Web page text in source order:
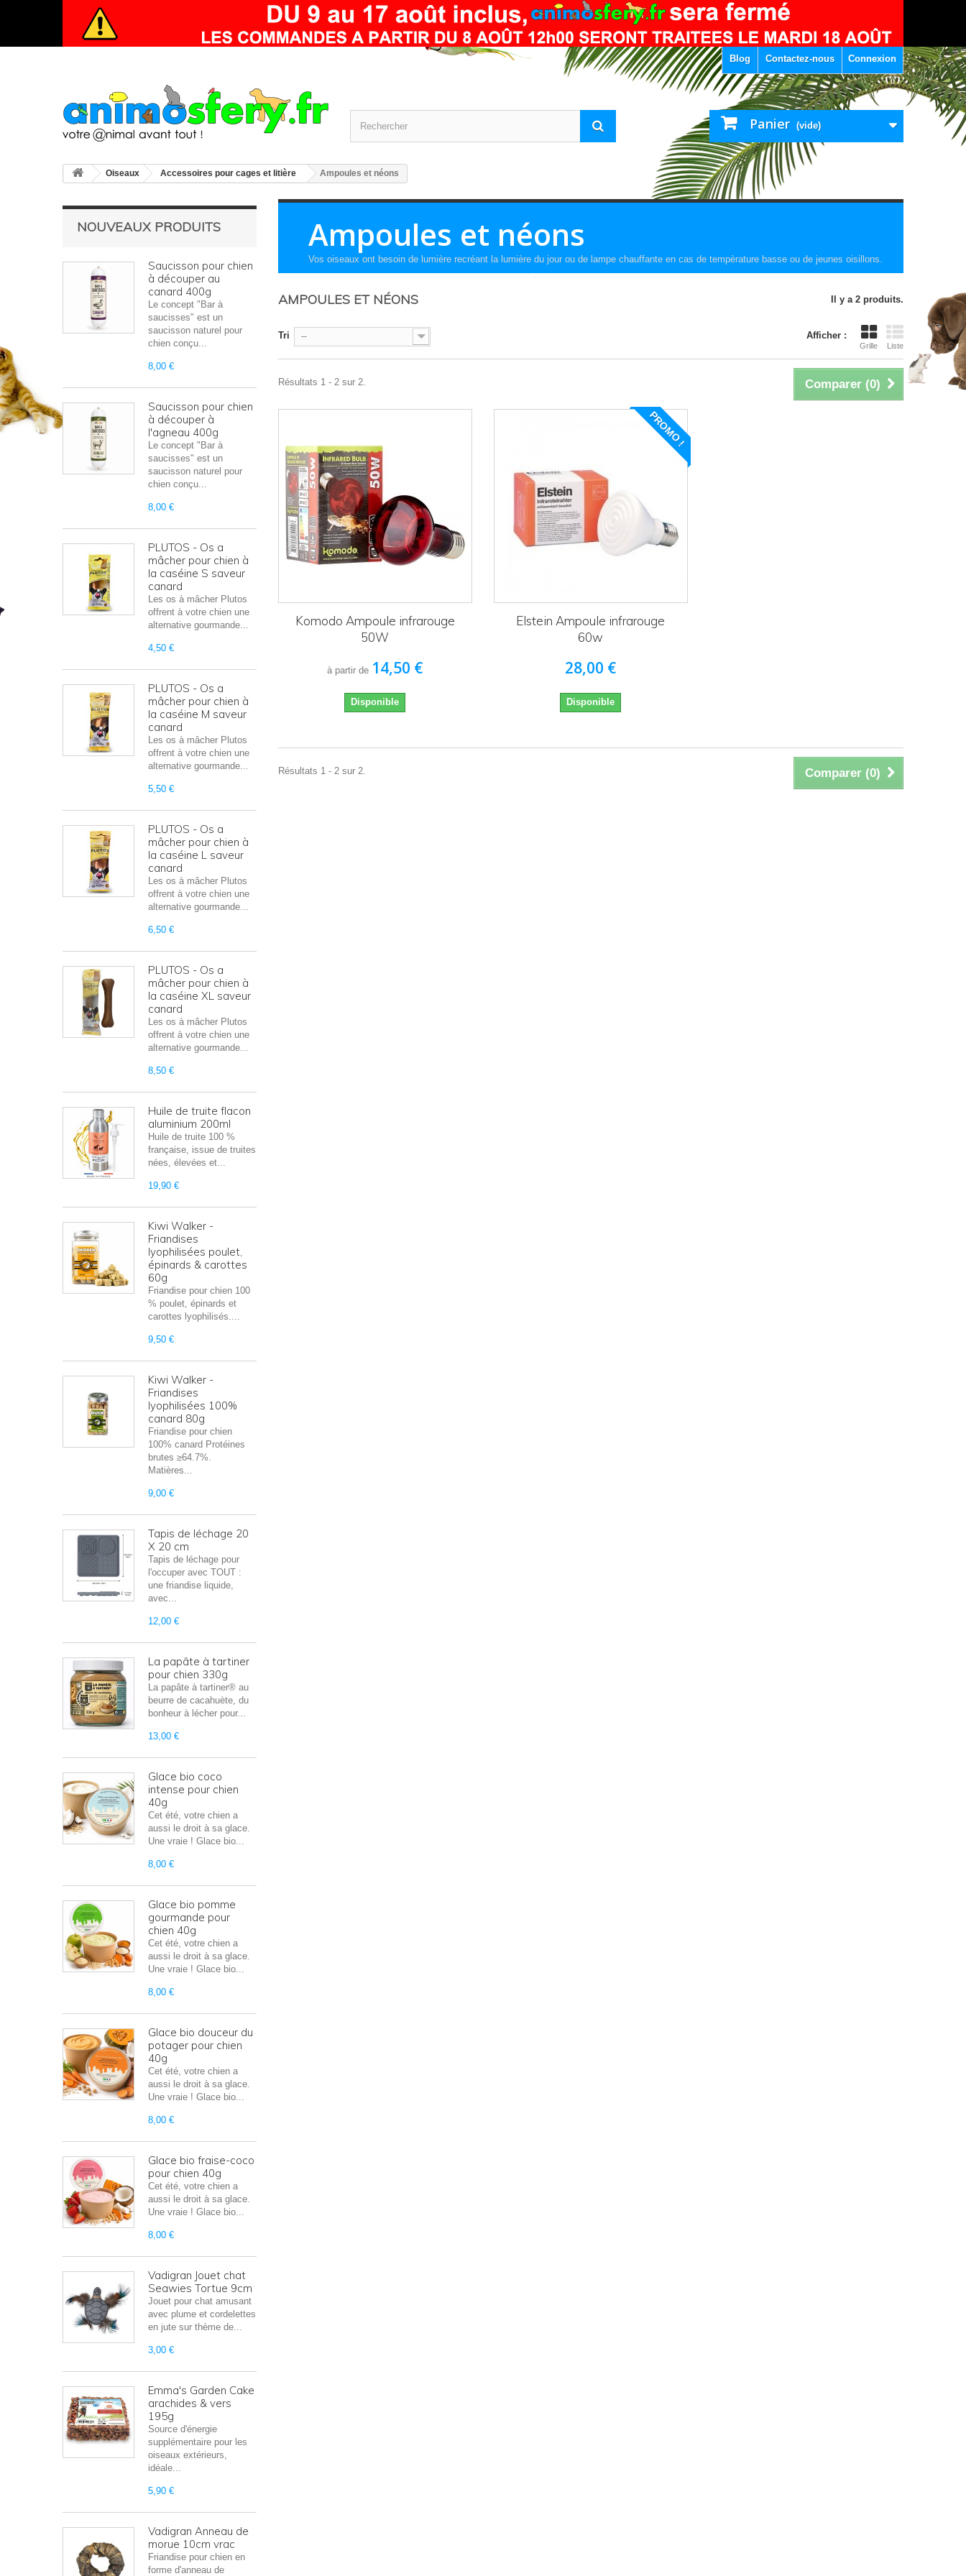
Connexion
Contactez-nous
Blog
Panier (vide)
Oiseaux Accessoires pour cages et litière Ampoules et néons
NOUVEAUX PRODUITS
Saucisson pour chien
à découper au
canard 400g
Le concept "Bar à
saucisses" est un
saucisson naturel pour
chien conçu...
8,00 €
Saucisson pour chien
à découper à
l'agneau 400g
Le concept "Bar à
saucisses" est un
saucisson naturel pour
chien conçu...
8,00 €
PLUTOS - Os a
mâcher pour chien à
la caséine S saveur
canard
Les os à mâcher Plutos
offrent à votre chien une
alternative gourmande...
4,50 €
PLUTOS - Os a
mâcher pour chien à
la caséine M saveur
canard
Les os à mâcher Plutos
offrent à votre chien une
alternative gourmande...
5,50 €
PLUTOS - Os a
mâcher pour chien à
la caséine L saveur
canard
Les os à mâcher Plutos
offrent à votre chien une
alternative gourmande...
6,50 €
PLUTOS - Os a
mâcher pour chien à
la caséine XL saveur
canard
Les os à mâcher Plutos
offrent à votre chien une
alternative gourmande...
8,50 €
Huile de truite flacon
aluminium 200ml
Huile de truite 100 %
française, issue de truites
nées, élevées et...
19,90 €
Kiwi Walker -
Friandises
lyophilisées poulet,
épinards & carottes
60g
Friandise pour chien 100
% poulet, épinards et
carottes lyophilisés....
9,50 €
Kiwi Walker -
Friandises
lyophilisées 100%
canard 80g
Friandise pour chien
100% canard Protéines
brutes ≥64.7%.
Matières...
9,00 €
Tapis de léchage 20
X 20 cm
Tapis de léchage pour
l'occuper avec TOUT :
une friandise liquide,
avec...
12,00 €
La papâte à tartiner
pour chien 330g
La papâte à tartiner® au
beurre de cacahuète, du
bonheur à lécher pour...
13,00 €
Glace bio coco
intense pour chien
40g
Cet été, votre chien a
aussi le droit à sa glace.
Une vraie ! Glace bio...
8,00 €
Glace bio pomme
gourmande pour
chien 40g
Cet été, votre chien a
aussi le droit à sa glace.
Une vraie ! Glace bio...
8,00 €
Glace bio douceur du
potager pour chien
40g
Cet été, votre chien a
aussi le droit à sa glace.
Une vraie ! Glace bio...
8,00 €
Glace bio fraise-coco
pour chien 40g
Cet été, votre chien a
aussi le droit à sa glace.
Une vraie ! Glace bio...
8,00 €
Vadigran Jouet chat
Seawies Tortue 9cm
Jouet pour chat amusant
avec plume et cordelettes
en jute sur thème de...
3,00 €
Emma's Garden Cake
arachides & vers
195g
Source d'énergie
supplémentaire pour les
oiseaux extérieurs,
idéale...
5,90 €
Vadigran Anneau de
morue 10cm vrac
Friandise pour chien en
forme d'anneau de
Ampoules et néons
Vos oiseaux ont besoin de lumière recréant la lumière du jour ou de lampe chauffante en cas de tempèrature basse ou de jeunes oisillons.
AMPOULES ET NÉONS Il y a 2 produits.
Afficher :
Grille Liste
Tri --
Comparer (0)
Résultats 1 - 2 sur 2.
Komodo Ampoule infrarouge
50W
à partir de 14,50 €
Disponible
PROMO !
Elstein Ampoule infrarouge
60w
28,00 €
Disponible
Comparer (0)
Résultats 1 - 2 sur 2.